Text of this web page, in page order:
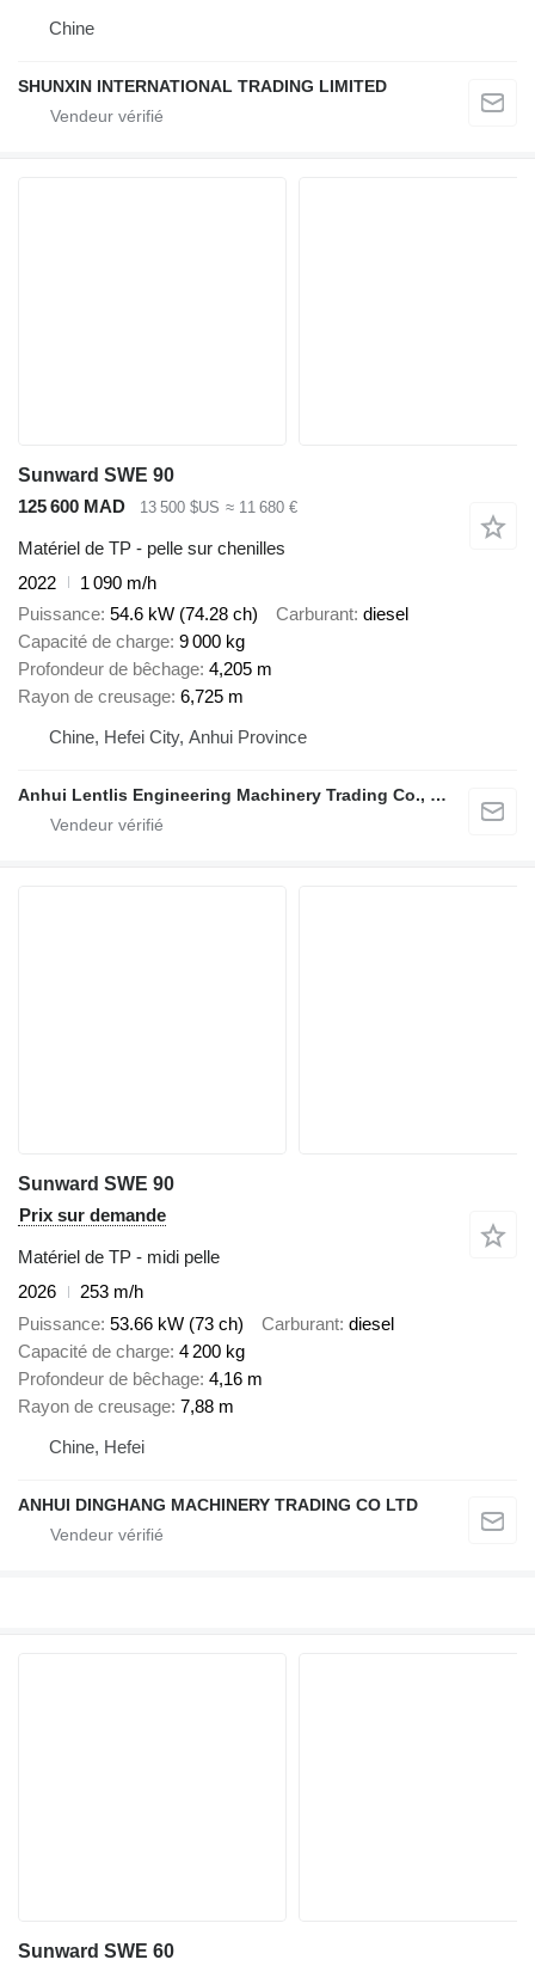
Chine
SHUNXIN INTERNATIONAL TRADING LIMITED
Sunward SWE 90
125 600 MAD
13 500 $US ≈ 11 680 €
Matériel de TP - pelle sur chenilles
2022
1 090 m/h
Puissance 54.6 kW (74.28 ch) Carburant diesel
Capacité de charge 9 000 kg
Profondeur de bêchage 4,205 m
Rayon de creusage 6,725 m
Chine, Hefei City, Anhui Province
Anhui Lentlis Engineering Machinery Trading Co., Ltd.
Sunward SWE 90
Prix sur demande
Matériel de TP - midi pelle
2026
253 m/h
Puissance 53.66 kW (73 ch) Carburant diesel
Capacité de charge 4 200 kg
Profondeur de bêchage 4,16 m
Rayon de creusage 7,88 m
Chine, Hefei
ANHUI DINGHANG MACHINERY TRADING CO LTD
Sunward SWE 60